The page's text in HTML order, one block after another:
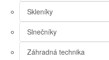
Skleníky
Slnečníky
Záhradná technika